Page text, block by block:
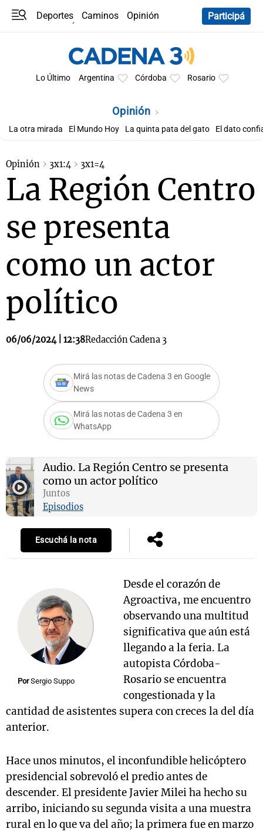
Deportes Caminos
Opinión
Participá
Lo Último Argentina Córdoba Rosario
Opinión
La otra mirada El Mundo Hoy La quinta pata del gato El dato
Opinión 3x1:4 3x1=4
La Región Centro
se presenta
como un actor
político
06/06/2024 | 12:38Redacción Cadena 3
Mirá las notas de Cadena 3 en Google
News
Mirá las notas de Cadena 3 en
WhatsApp
Audio. La Región Centro se presenta
como un actor político
Juntos
Episodios
Escuchá la nota
Por Sergio Suppo
Desde el corazón de
Agroactiva, me encuentro
observando una multitud
significativa que aún está
llegando a la feria. La
autopista Córdoba-
Rosario se encuentra
congestionada y la
cantidad de asistentes supera con creces la del día
anterior.
Hace unos minutos, el inconfundible helicóptero
presidencial sobrevoló el predio antes de
descender. El presidente Javier Milei ha hecho su
arribo, iniciando su segunda visita a una muestra
rural en lo que va del año; la primera fue en marzo
Mundial 2026
Notas
La Sole en
Cadena 3